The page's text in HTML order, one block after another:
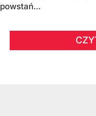
powstań...